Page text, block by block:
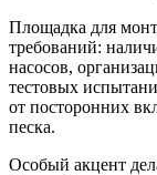
Площадка для
требований:
насосов,
тестовых
от посторонних
песка.
Особый акцент